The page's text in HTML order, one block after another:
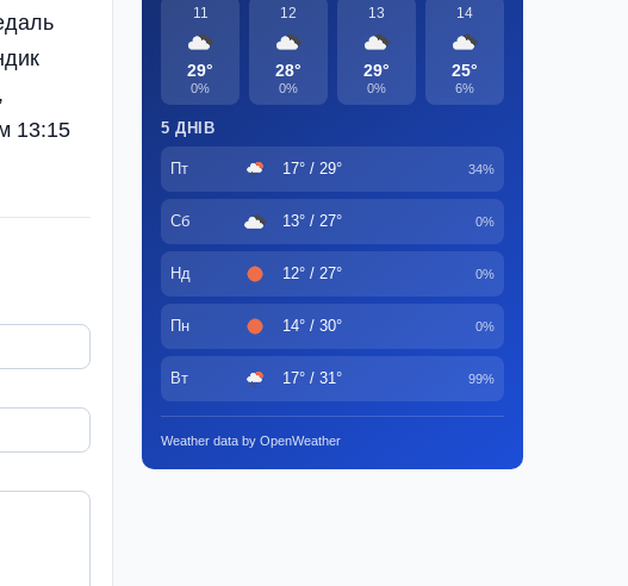
13:15
11
29°
0%
12
28°
0%
13
29°
0%
14
25°
6%
5 ДНІВ
Пт 17° / 29° 34%
Сб 13° / 27° 0%
Нд 12° / 27° 0%
Пн 14° / 30° 0%
Вт 17° / 31° 99%
Weather data by OpenWeather